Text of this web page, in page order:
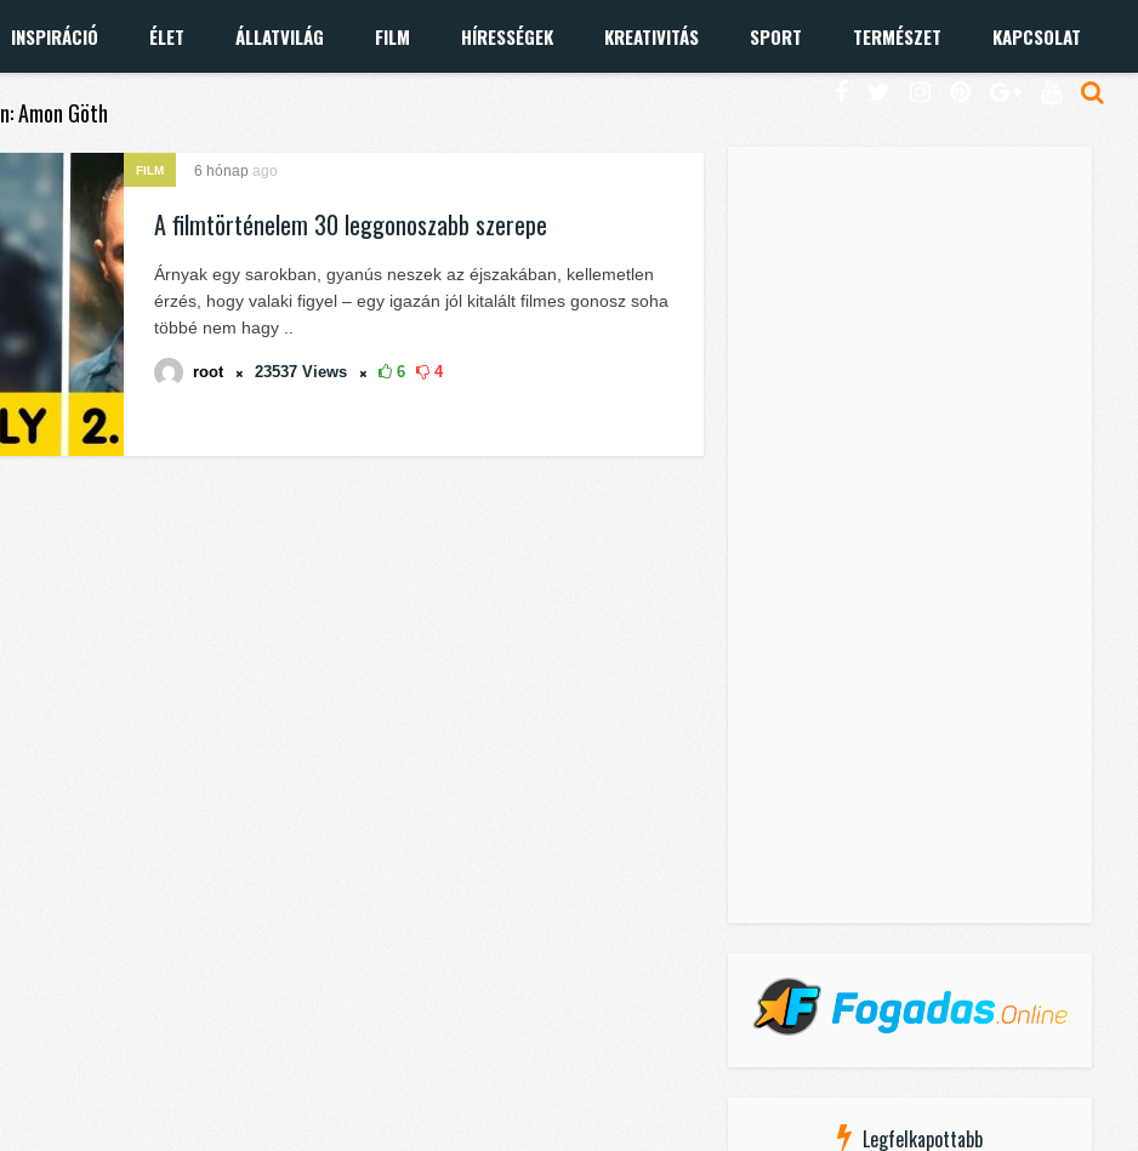
INSPIRÁCIÓ ÉLET ÁLLATVILÁG FILM HÍRESSÉGEK KREATIVITÁS SPORT TERMÉSZET KAPCSOLAT
Amon Göth
FILM 6 hónap ago
A filmtörténelem 30 leggonoszabb szerepe
Árnyak egy sarokban, gyanús neszek az éjszakában, kellemetlen
érzés, hogy valaki figyel – egy igazán jól kitalált filmes gonosz soha
többé nem hagy ..
root 23537 Views 6 4
Legfelkapottabb